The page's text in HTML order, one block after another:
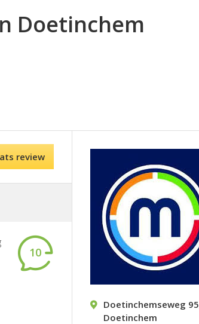
Doetinchem
review
10
Doetinchemseweg 95
Doetinchem